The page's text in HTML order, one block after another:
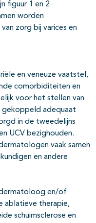
figuur 1 en 2
worden
zorg bij varices en
en veneuze vaatstel,
comorbiditeiten en
voor het stellen van
gekoppeld adequaat
in de tweedelijns
UCV bezighouden.
vaak samen
en andere
dermatoloog en/of
ablatieve therapie,
schuimsclerose en